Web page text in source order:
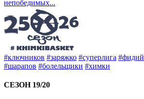
непобедимых...
#ключников #заряжко #суперлига #фидий
#шарапов #болельщики #химки
СЕЗОН 19/20